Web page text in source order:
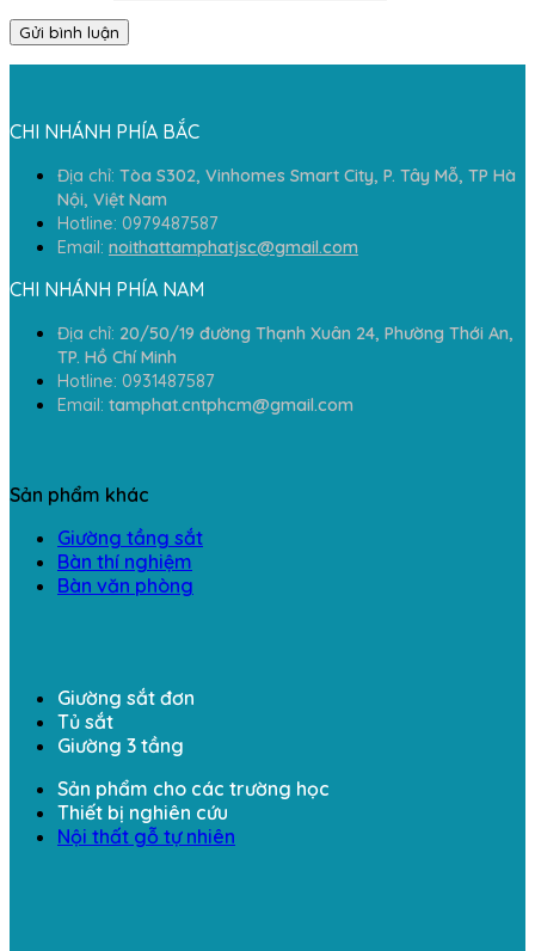
CHI NHÁNH PHÍA BẮC
Địa chỉ: Tòa S302, Vinhomes Smart City, P. Tây Mỗ, TP Hà
Nội, Việt Nam
Hotline: 0979487587
Email: noithattamphatjsc@gmail.com
CHI NHÁNH PHÍA NAM
Địa chỉ: 20/50/19 đường Thạnh Xuân 24, Phường Thới An,
TP. Hồ Chí Minh
Hotline: 0931487587
Email: tamphat.cntphcm@gmail.com
Sản phẩm khác
Giường tầng sắt
Bàn thí nghiệm
Bàn văn phòng
Giường sắt đơn
Tủ sắt
Giường 3 tầng
Sản phẩm cho các trường học
Thiết bị nghiên cứu
Nội thất gỗ tự nhiên